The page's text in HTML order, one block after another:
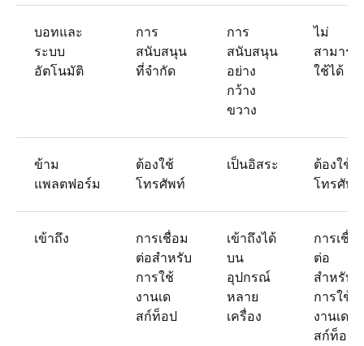
บอทและ
ระบบ
อัตโนมัติ
การ
สนับสนุน
ที่จำกัด
การ
สนับสนุน
อย่าง
กว้าง
ขวาง
ไม่
สามารถ
ใช้ได้
ข้าม
แพลตฟอร์ม
ต้องใช้
โทรศัพท์
เป็นอิสระ
ต้องใช้
โทรศัพท์
เข้าถึง
การเชื่อม
ต่อสำหรับ
การใช้
งานเด
สก์ท็อป
เข้าถึงได้
บน
อุปกรณ์
หลาย
เครื่อง
การเชื่อ
ต่อ
สำหรับ
การใช้
งานเด
สก์ท็อป